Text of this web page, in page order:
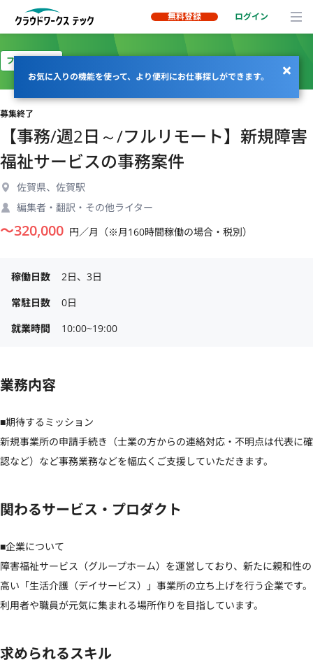
無料登録 ログイン
お気に入りの機能を使って、より便利にお仕事探しができます。
フルリモート
募集終了
【事務/週2日～/フルリモート】新規障害
福祉サービスの事務案件
佐賀県、佐賀駅
編集者・翻訳・その他ライター
〜320,000 円／月（※月160時間稼働の場合・税別）
稼働日数
2日、3日
常駐日数
0日
就業時間
10:00~19:00
業務内容
■期待するミッション
新規事業所の申請手続き（士業の方からの連絡対応・不明点は代表に確
認など）など事務業務などを幅広くご支援していただきます。
関わるサービス・プロダクト
■企業について
障害福祉サービス（グループホーム）を運営しており、新たに親和性の
高い「生活介護（デイサービス）」事業所の立ち上げを行う企業です。
利用者や職員が元気に集まれる場所作りを目指しています。
求められるスキル